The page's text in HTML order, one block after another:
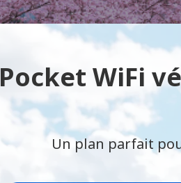
Pocket WiFi
Un plan parfait